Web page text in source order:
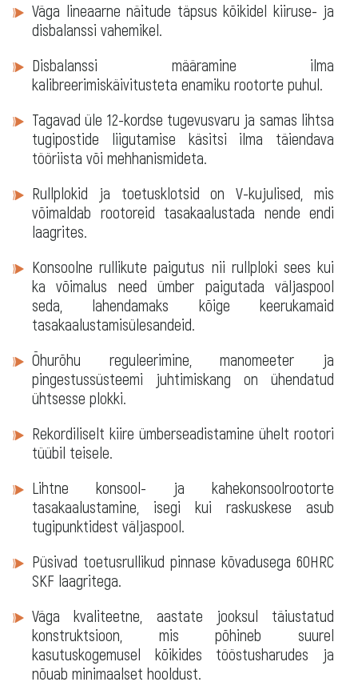
Väga lineaarne näitude täpsus kõikidel kiiruse- ja
disbalanssi vahemikel.
Disbalanssi määramine ilma
kalibreerimiskäivitusteta enamiku rootorte puhul.
Tagavad üle 12-kordse tugevusvaru ja samas lihtsa
tugipostide liigutamise käsitsi ilma täiendava
tööriista või mehhanismideta.
Rullplokid ja toetusklotsid on V-kujulised, mis
võimaldab rootoreid tasakaalustada nende endi
laagrites.
Konsoolne rullikute paigutus nii rullploki sees kui
ka võimalus need ümber paigutada väljaspool
seda, lahendamaks kõige keerukamaid
tasakaalustamisülesandeid.
Õhurõhu reguleerimine, manomeeter ja
pingestussüsteemi juhtimiskang on ühendatud
ühtsesse plokki.
Rekordiliselt kiire ümberseadistamine ühelt rootori
tüübil teisele.
Lihtne konsool- ja kahekonsoolrootorte
tasakaalustamine, isegi kui raskuskese asub
tugipunktidest väljaspool.
Püsivad toetusrullikud pinnase kõvadusega 60HRC
SKF laagritega.
Väga kvaliteetne, aastate jooksul täiustatud
konstruktsioon, mis põhineb suurel
kasutuskogemusel kõikides tööstusharudes ja
nõuab minimaalset hooldust.